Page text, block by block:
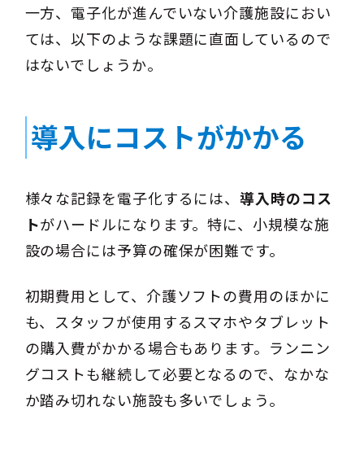
一方、電子化が進んでいない介護施設におい
ては、以下のような課題に直面しているので
はないでしょうか。
導入にコストがかかる
様々な記録を電子化するには、導入時のコス
トがハードルになります。特に、小規模な施
設の場合には予算の確保が困難です。
初期費用として、介護ソフトの費用のほかに
も、スタッフが使用するスマホやタブレット
の購入費がかかる場合もあります。ランニン
グコストも継続して必要となるので、なかな
か踏み切れない施設も多いでしょう。